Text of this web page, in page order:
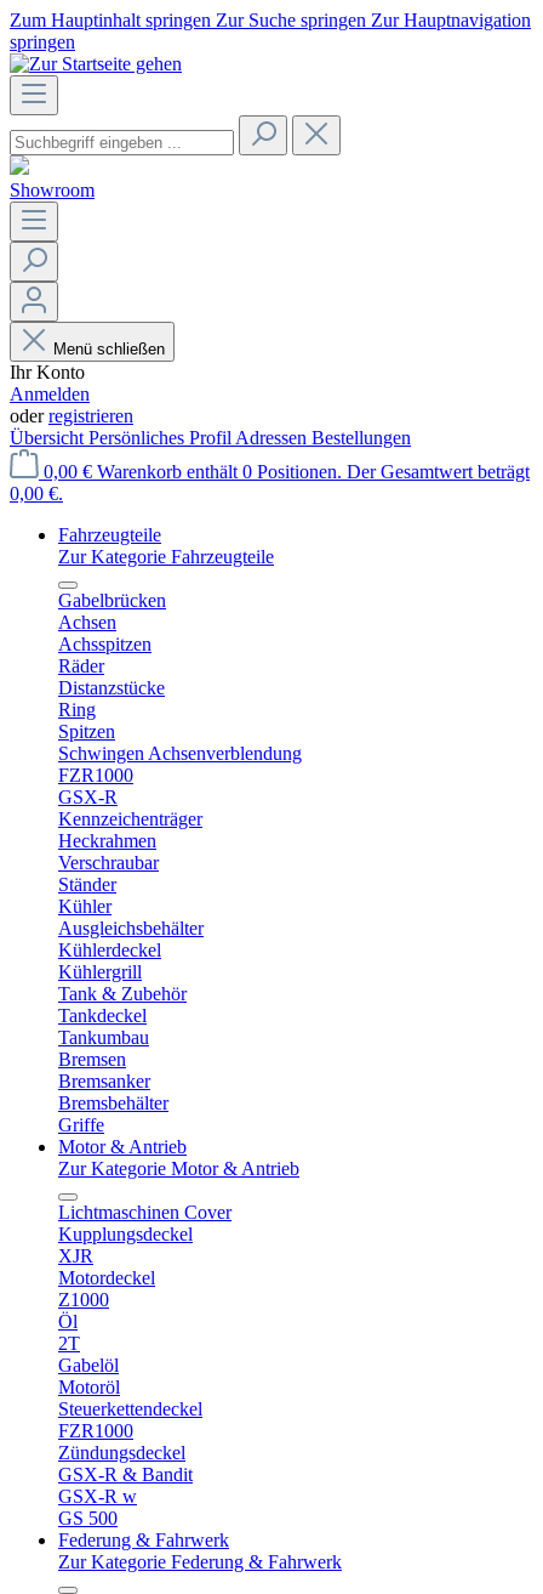
Zum Hauptinhalt springen Zur Suche springen Zur Hauptnavigation
springen
Showroom
Menü schließen
Ihr Konto
Anmelden
oderregistrieren
Übersicht Persönliches Profil Adressen Bestellungen
0,00 € Warenkorb enthält 0 Positionen. Der Gesamtwert beträgt
0,00 €.
Fahrzeugteile
Zur Kategorie Fahrzeugteile
Gabelbrücken
Achsen
Achsspitzen
Räder
Distanzstücke
Ring
Spitzen
Schwingen Achsenverblendung
FZR1000
GSX-R
Kennzeichenträger
Heckrahmen
Verschraubar
Ständer
Kühler
Ausgleichsbehälter
Kühlerdeckel
Kühlergrill
Tank & Zubehör
Tankdeckel
Tankumbau
Bremsen
Bremsanker
Bremsbehälter
Griffe
Motor & Antrieb
Zur Kategorie Motor & Antrieb
Lichtmaschinen Cover
Kupplungsdeckel
XJR
Motordeckel
Z1000
Öl
2T
Gabelöl
Motoröl
Steuerkettendeckel
FZR1000
Zündungsdeckel
GSX-R & Bandit
GSX-R w
GS 500
Federung & Fahrwerk
Zur Kategorie Federung & Fahrwerk